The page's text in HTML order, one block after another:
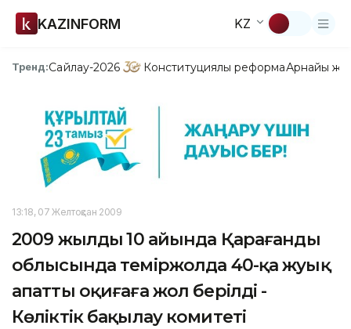
KAZINFORM KZ
Тренд:Сайлау-2026 Конституциялық реформаАрнайы
13:18, 07 Желтоқсан 2009
2009 жылдың 10 айында Қарағанды
облысында теміржолда 40-қа жуық
апатты оқиғаға жол берілді -
Көліктік бақылау комитеті